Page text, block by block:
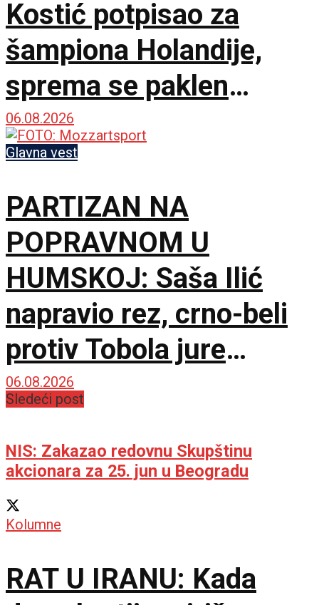
Kostić potpisao za
šampiona Holandije,
sprema se paklen
tandem na krilnim
pozicijama!
06.08.2026
Glavna vest
PARTIZAN NA
POPRAVNOM U
HUMSKOJ: Saša Ilić
napravio rez, crno-beli
protiv Tobola jure
750.000 evra i
06.08.2026
Sledeći post
NIS: Zakazao redovnu Skupštinu
akcionara za 25. jun u Beogradu
Kolumne
RAT U IRANU: Kada